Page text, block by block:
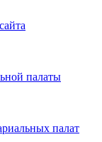
палаты
палат